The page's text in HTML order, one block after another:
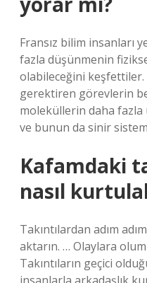
Fransız bilim insanları
fazla düşünmenin
olabileceğini keşfettiler.
gerektiren görevlerin
moleküllerin daha
ve bunun da sinir
Kafamdaki
nasıl
Takıntılardan adım
aktarın. … Olaylara
Takıntıların geçici